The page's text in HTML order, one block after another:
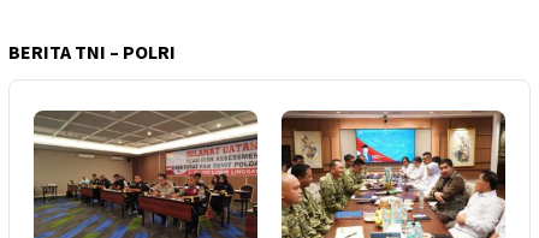
BERITA TNI – POLRI